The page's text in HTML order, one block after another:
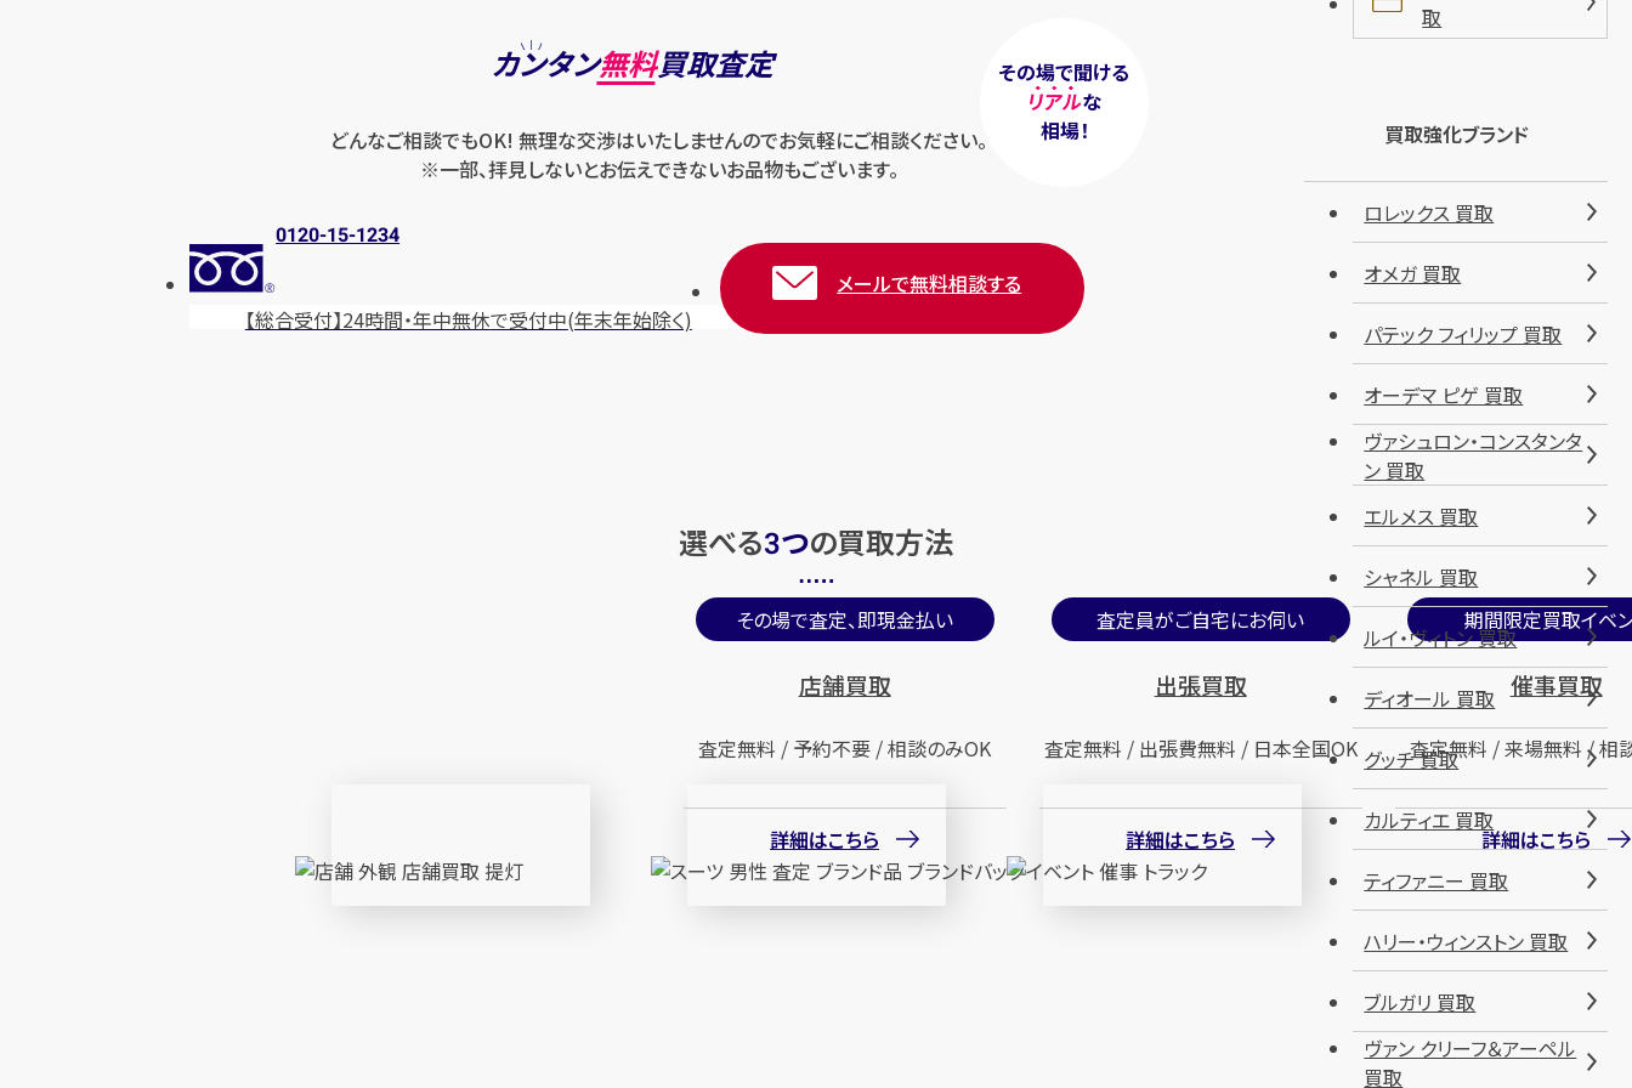
その場で聞ける
リアルな
相場！
カンタン無料買取査定
どんなご相談でもOK! 無理な交渉はいたしませんのでお気軽にご相談ください。
※一部、拝見しないとお伝えできないお品物もございます。
0120-15-1234
【総合受付】24時間・年中無休で受付中(年末年始除く)
メールで無料相談する
選べる3つの買取方法
その場で査定、即現金払い
店舗買取
査定無料 / 予約不要 / 相談のみOK
詳細はこちら
査定員がご自宅にお伺い
出張買取
査定無料 / 出張費無料 / 日本全国OK
詳細はこちら
期間限定買取イベ
催事買取
査定無料 / 来場無料 / 相
詳細はこちら
取
買取強化ブランド
ロレックス 買取
オメガ 買取
パテック フィリップ 買取
オーデマ ピゲ 買取
ヴァシュロン・コンスタンタ
ン 買取
エルメス 買取
シャネル 買取
ルイ・ヴィトン 買取
ディオール 買取
グッチ 買取
カルティエ 買取
ティファニー 買取
ハリー・ウィンストン 買取
ブルガリ 買取
ヴァン クリーフ＆アーペル
買取